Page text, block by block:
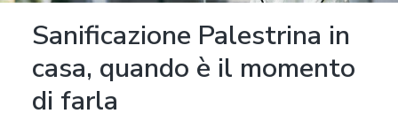
Sanificazione Palestrina in
casa, quando è il momento
di farla